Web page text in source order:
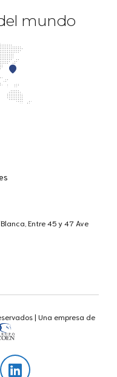
mundo
Entre 45 y 47 Ave
| Una empresa de